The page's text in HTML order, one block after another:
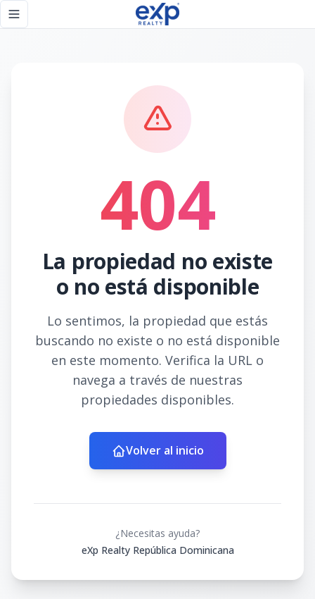
Toggle navigation menu
404
La propiedad no existe
o no está disponible
Lo sentimos, la propiedad que estás
buscando no existe o no está disponible
en este momento. Verifica la URL o
navega a través de nuestras
propiedades disponibles.
Volver al inicio
¿Necesitas ayuda?
eXp Realty República Dominicana
Página no encontrada - eXp Realty República Dominicana